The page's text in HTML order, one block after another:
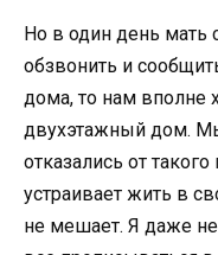
Но в один день мать
обзвонить и
дома, то нам вполне
двухэтажный дом.
отказались от
устраивает жить в
не мешает. Я даже